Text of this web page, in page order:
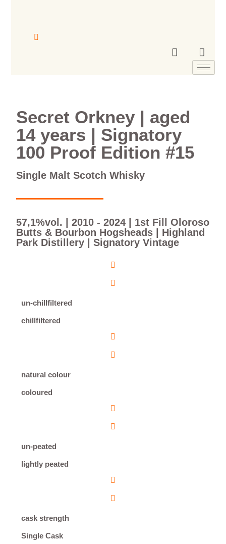
Secret Orkney | aged
14 years | Signatory
100 Proof Edition #15
Single Malt Scotch Whisky
57,1%vol. | 2010 - 2024 | 1st Fill Oloroso
Butts & Bourbon Hogsheads | Highland
Park Distillery | Signatory Vintage
un-chillfiltered
chillfiltered
natural colour
coloured
un-peated
lightly peated
cask strength
Single Cask